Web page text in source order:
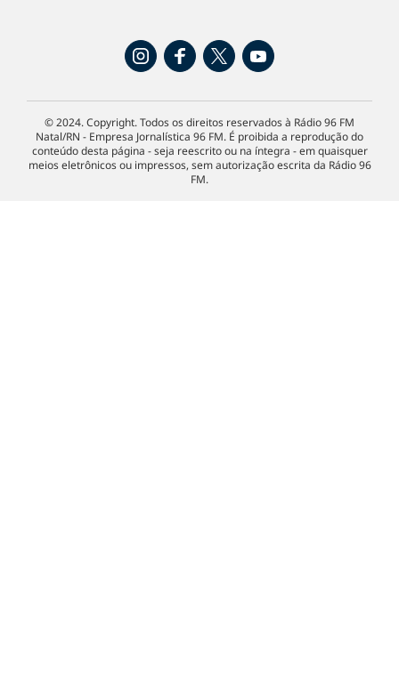
© 2024. Copyright. Todos os direitos reservados à Rádio 96 FM
Natal/RN - Empresa Jornalística 96 FM. É proibida a reprodução do
conteúdo desta página - seja reescrito ou na íntegra - em quaisquer
meios eletrônicos ou impressos, sem autorização escrita da Rádio 96
FM.